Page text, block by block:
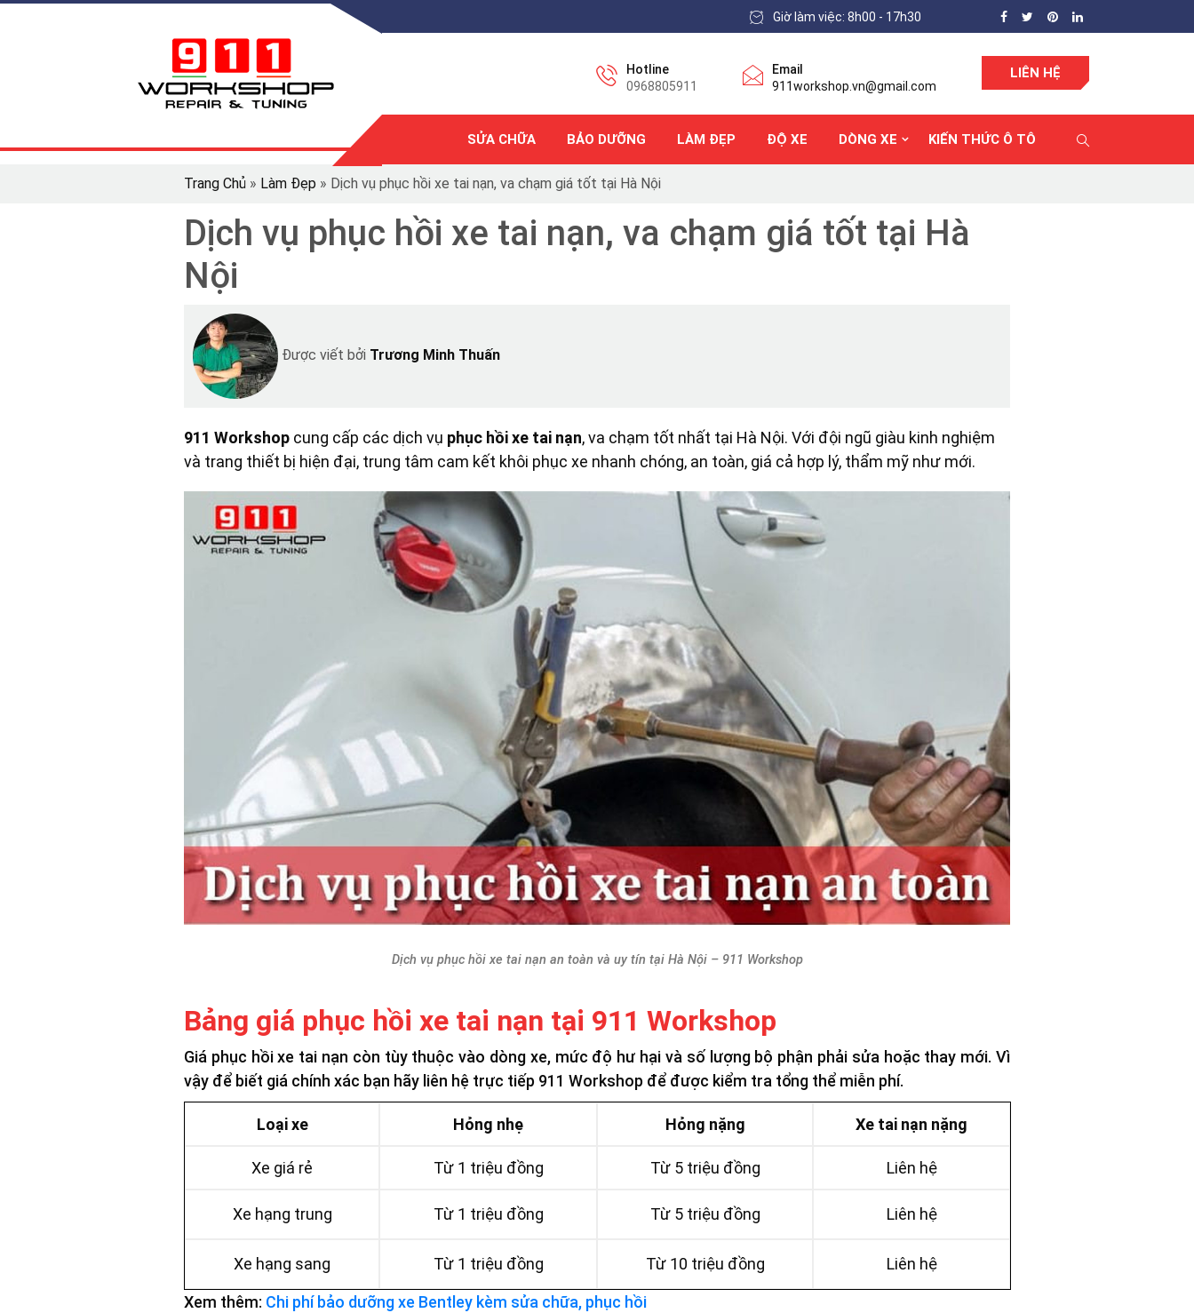
Giờ làm việc: 8h00 - 17h30
Hotline
0968805911
Email
911workshop.vn@gmail.com
LIÊN HỆ
SỬA CHỮA BẢO DƯỠNG LÀM ĐẸP ĐỘ XE DÒNG XE KIẾN THỨC Ô TÔ
Trang Chủ » Làm Đẹp » Dịch vụ phục hồi xe tai nạn, va chạm giá tốt tại Hà Nội
Dịch vụ phục hồi xe tai nạn, va chạm giá tốt tại Hà
Nội
Được viết bởi Trương Minh Thuấn
911 Workshop cung cấp các dịch vụ phục hồi xe tai nạn, va chạm tốt nhất tại Hà Nội. Với đội ngũ giàu kinh nghiệm
và trang thiết bị hiện đại, trung tâm cam kết khôi phục xe nhanh chóng, an toàn, giá cả hợp lý, thẩm mỹ như mới.
Dịch vụ phục hồi xe tai nạn an toàn và uy tín tại Hà Nội – 911 Workshop
Bảng giá phục hồi xe tai nạn tại 911 Workshop
Giá phục hồi xe tai nạn còn tùy thuộc vào dòng xe, mức độ hư hại và số lượng bộ phận phải sửa hoặc thay mới. Vì
vậy để biết giá chính xác bạn hãy liên hệ trực tiếp 911 Workshop để được kiểm tra tổng thể miễn phí.
Loại xe Hỏng nhẹ Hỏng nặng Xe tai nạn nặng
Xe giá rẻ Từ 1 triệu đồng Từ 5 triệu đồng Liên hệ
Xe hạng trung Từ 1 triệu đồng Từ 5 triệu đồng Liên hệ
Xe hạng sang Từ 1 triệu đồng Từ 10 triệu đồng Liên hệ
Xem thêm: Chi phí bảo dưỡng xe Bentley kèm sửa chữa, phục hồi